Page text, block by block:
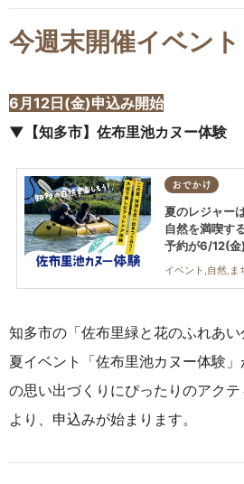
今週末開催イベント
6月12日(金)申込み開始
▼【知多市】佐布里池カヌー体験
おでかけ
夏のレジャー
自然を満喫す
予約が6/12(金
知多市の「佐布里緑と花のふれあ
夏イベント「佐布里池カヌー体験
の思い出づくりにぴったりのアク
より、申込みが始まります。